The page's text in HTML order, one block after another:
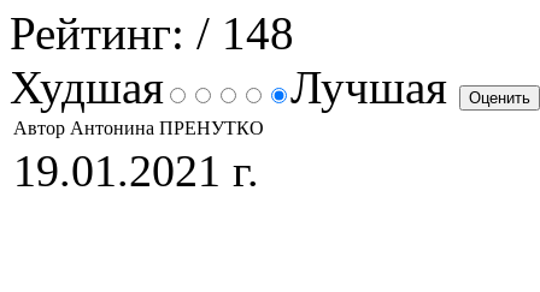
Рейтинг: / 148
Худшая
Лучшая
Автор Антонина ПРЕНУТКО
19.01.2021 г.